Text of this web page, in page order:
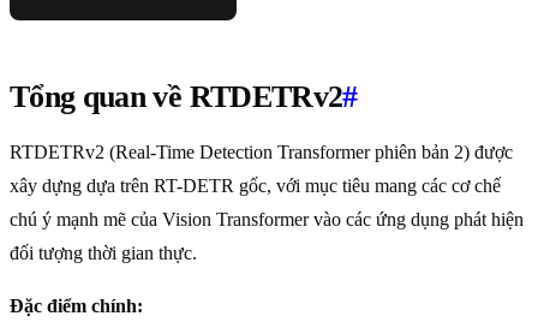
Tổng quan về RTDETRv2#
RTDETRv2 (Real-Time Detection Transformer phiên bản 2) được
xây dựng dựa trên RT-DETR gốc, với mục tiêu mang các cơ chế
chú ý mạnh mẽ của Vision Transformer vào các ứng dụng phát hiện
đối tượng thời gian thực.
Đặc điểm chính: